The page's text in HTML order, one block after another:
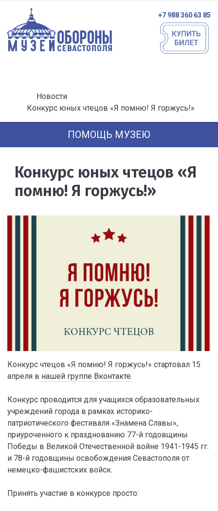
+7 988 360 63 85
Новости
Конкурс юных чтецов «Я помню! Я горжусь!»
ПОМОЩЬ МУЗЕЮ
Конкурс юных чтецов «Я
помню! Я горжусь!»
Конкурс чтецов «Я помню! Я горжусь!» стартовал 15
апреля в нашей группе Вконтакте.
Конкурс проводится для учащихся образовательных
учреждений города в рамках историко-
патриотического фестиваля «Знамена Славы»,
приуроченного к празднованию 77-й годовщины
Победы в Великой Отечественной войне 1941-1945 гг.
и 78-й годовщины освобождения Севастополя от
немецко-фашистских войск.
Принять участие в конкурсе просто: